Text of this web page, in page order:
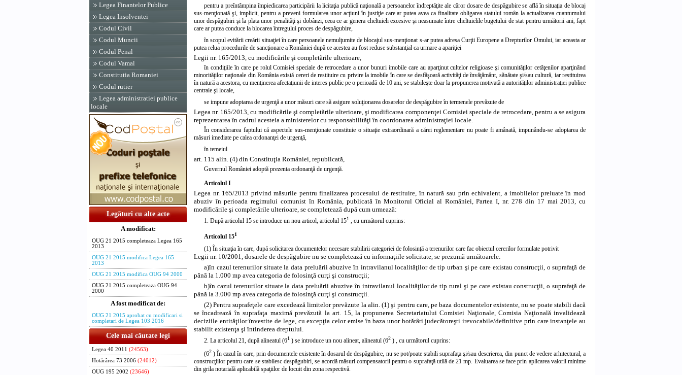
Legea Finantelor Publice
Legea Insolventei
Codul Civil
Codul Muncii
Codul Penal
Codul Vamal
Constitutia Romaniei
Codul rutier
Legea administratiei publice
locale
Legături cu alte acte
A modificat:
OUG 21 2015 completeaza Legea 165
2013
OUG 21 2015 modifica Legea 165
2013
OUG 21 2015 modifica OUG 94 2000
OUG 21 2015 completeaza OUG 94
2000
A fost modificat de:
OUG 21 2015 aprobat cu modificari si
completari de Legea 103 2016
Cele mai căutate legi
Legea 40 2011 (24563)
Hotărârea 73 2006 (24012)
OUG 195 2002 (23646)
pentru a preîntâmpina împiedicarea participării la licitaţia publică naţională a persoanelor îndreptăţite ale căror dosare de despăgubire se află în situaţia de blocaj
sus-menţionată şi, implicit, pentru a preveni formularea unor acţiuni în justiţie care ar putea avea ca finalitate obligarea statului român la actualizarea cuantumului
unor despăgubiri şi la plata unor penalităţi şi dobânzi, ceea ce ar genera cheltuieli excesive şi neasumate între cheltuielile bugetului de stat pentru următorii ani, fapt
care ar putea conduce la blocarea întregului proces de despăgubire,
în scopul evitării creării situaţiei în care persoanele nemulţumite de blocajul sus-menţionat s-ar putea adresa Curţii Europene a Drepturilor Omului, iar aceasta ar
putea relua procedurile de sancţionare a României după ce acestea au fost reduse substanţial ca urmare a apariţiei
Legii nr. 165/2013, cu modificările şi completările ulterioare,
în condiţiile în care pe rolul Comisiei speciale de retrocedare a unor bunuri imobile care au aparţinut cultelor religioase şi comunităţilor cetăţenilor aparţinând
minorităţilor naţionale din România există cereri de restituire cu privire la imobile în care se desfăşoară activităţi de învăţământ, sănătate şi/sau cultură, iar restituirea
în natură a acestora, cu menţinerea afectaţiunii de interes public pe o perioadă de 10 ani, se stabileşte doar la propunerea motivată a autorităţilor administraţiei publice
centrale şi locale,
se impune adoptarea de urgenţă a unor măsuri care să asigure soluţionarea dosarelor de despăgubire în termenele prevăzute de
Legea nr. 165/2013, cu modificările şi completările ulterioare, şi modificarea componenţei Comisiei speciale de retrocedare, pentru a se asigura
reprezentarea în cadrul acesteia a ministerelor cu responsabilităţi în coordonarea administraţiei locale.
În considerarea faptului că aspectele sus-menţionate constituie o situaţie extraordinară a cărei reglementare nu poate fi amânată, impunându-se adoptarea de
măsuri imediate pe calea ordonanţei de urgenţă,
în temeiul
art. 115 alin. (4) din Constituţia României, republicată,
Guvernul României adoptă prezenta ordonanţă de urgenţă.
Articolul I
Legea nr. 165/2013 privind măsurile pentru finalizarea procesului de restituire, în natură sau prin echivalent, a imobilelor preluate în mod
abuziv în perioada regimului comunist în România, publicată în Monitorul Oficial al României, Partea I, nr. 278 din 17 mai 2013, cu
modificările şi completările ulterioare, se completează după cum urmează:
1. După articolul 15 se introduce un nou articol, articolul 151 , cu următorul cuprins:
Articolul 151
(1) În situaţia în care, după solicitarea documentelor necesare stabilirii categoriei de folosinţă a terenurilor care fac obiectul cererilor formulate potrivit
Legii nr. 10/2001, dosarele de despăgubire nu se completează cu informaţiile solicitate, se prezumă următoarele:
a)în cazul terenurilor situate la data preluării abuzive în intravilanul localităţilor de tip urban şi pe care existau construcţii, o suprafaţă de
până la 1.000 mp avea categoria de folosinţă curţi şi construcţii;
b)în cazul terenurilor situate la data preluării abuzive în intravilanul localităţilor de tip rural şi pe care existau construcţii, o suprafaţă de
până la 3.000 mp avea categoria de folosinţă curţi şi construcţii.
(2) Pentru suprafeţele care excedează limitelor prevăzute la alin. (1) şi pentru care, pe baza documentelor existente, nu se poate stabili dacă
se încadrează în suprafaţa maximă prevăzută la art. 15, la propunerea Secretariatului Comisiei Naţionale, Comisia Naţională invalidează
deciziile entităţilor învestite de lege, cu excepţia celor emise în baza unor hotărâri judecătoreşti irevocabile/definitive prin care instanţele au
stabilit existenţa şi întinderea dreptului.
2. La articolul 21, după alineatul (61 ) se introduce un nou alineat, alineatul (62 ) , cu următorul cuprins:
(62 ) În cazul în care, prin documentele existente în dosarul de despăgubire, nu se pot/poate stabili suprafaţa şi/sau descrierea, din punct de vedere arhitectural, a
construcţiilor pentru care se stabilesc despăgubiri, se acordă măsuri compensatorii pentru o suprafaţă utilă de 21 mp. Evaluarea se face prin aplicarea valorii minime
din grila notarială aplicabilă spaţiilor de locuit din zona respectivă.